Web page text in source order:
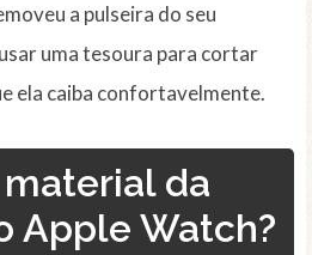
a pulseira do seu
uma tesoura para cortar
ela caiba confortavelmente.
da
Apple Watch?